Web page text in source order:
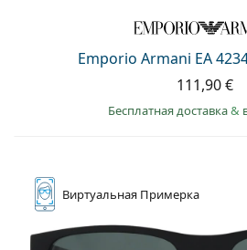
Emporio Armani EA
111,90 €
Бесплатная доставка&
Виртуальная Примерка